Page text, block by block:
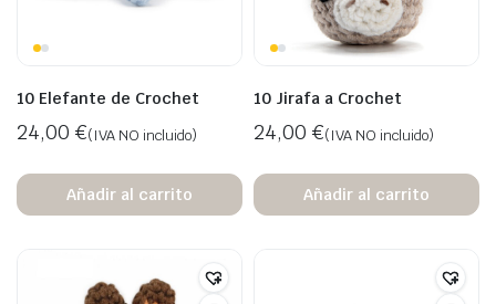
10 Elefante de Crochet
24,00 €(IVA NO incluido)
Añadir al carrito
10 Jirafa a Crochet
24,00 €(IVA NO incluido)
Añadir al carrito